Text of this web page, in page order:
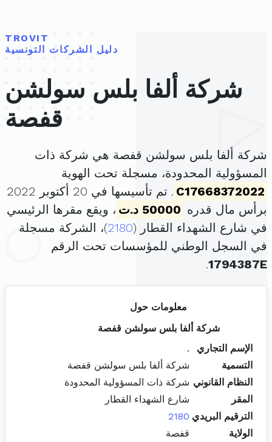
TROVIT
دليل الشركات التونسية
شركة ألفا بلس سولشن
قفصة
شركة ألفا بلس سولشن قفصة هي شركة ذات
المسؤولية المحدودة، مسجلة تحت الهوية
C17668372022
. تم تأسيسها في 20 أكتوبر 2022
برأس مال قدره 50000 د.ت
، ويقع مقرها الرئيسي
في شارع الشهداء القطار (2180)، الشركة مسجلة
في السجل الوطني للمؤسسات تحت الرقم
1794387E
.
معلومات حول
شركة ألفا بلس سولشن قفصة
الإسم التجاري
.
التسمية
شركة ألفا بلس سولشن قفصة
النظام القانوني شركة ذات المسؤولية المحدودة
المقر
شارع الشهداء القطار
الترقيم البريدي 2180
الولاية
قفصة